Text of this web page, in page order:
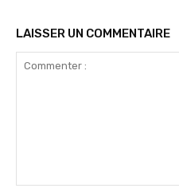
LAISSER UN COMMENTAIRE